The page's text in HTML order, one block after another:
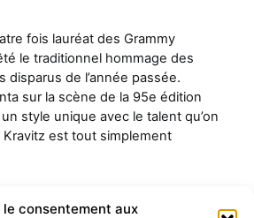
le consentement aux
fois lauréat des Grammy
le traditionnel hommage des
disparus de l’année passée.
sur la scène de la 95e édition
style unique avec le talent qu’on
Kravitz est tout simplement